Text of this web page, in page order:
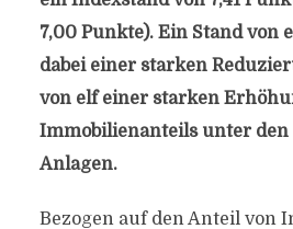
7,00 Punkte). Ein Stand von
dabei einer starken
von elf einer starken
Immobilienanteils unter den
Anlagen.
Bezogen auf den Anteil von